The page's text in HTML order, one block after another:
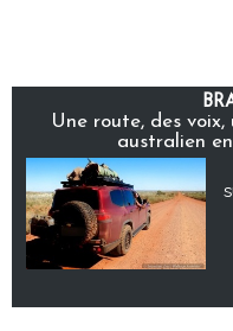
Une route, des
australien